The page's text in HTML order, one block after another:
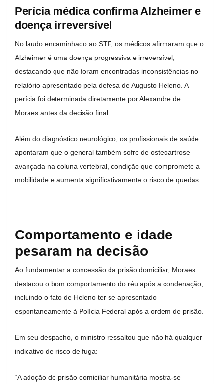
Perícia médica confirma Alzheimer e
doença irreversível
No laudo encaminhado ao STF, os médicos afirmaram que o
Alzheimer é uma doença progressiva e irreversível,
destacando que não foram encontradas inconsistências no
relatório apresentado pela defesa de Augusto Heleno. A
perícia foi determinada diretamente por Alexandre de
Moraes antes da decisão final.
Além do diagnóstico neurológico, os profissionais de saúde
apontaram que o general também sofre de osteoartrose
avançada na coluna vertebral, condição que compromete a
mobilidade e aumenta significativamente o risco de quedas.
Comportamento e idade
pesaram na decisão
Ao fundamentar a concessão da prisão domiciliar, Moraes
destacou o bom comportamento do réu após a condenação,
incluindo o fato de Heleno ter se apresentado
espontaneamente à Polícia Federal após a ordem de prisão.
Em seu despacho, o ministro ressaltou que não há qualquer
indicativo de risco de fuga:
“A adoção de prisão domiciliar humanitária mostra-se